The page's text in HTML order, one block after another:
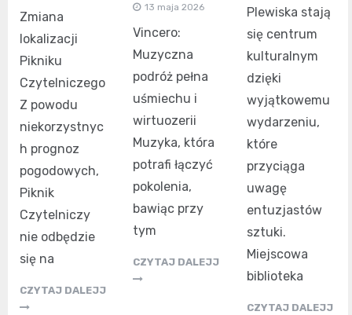
Zmiana
lokalizacji
Pikniku
Czytelniczego
Z powodu
niekorzystnyc
h prognoz
pogodowych,
Piknik
Czytelniczy
nie odbędzie
się na
CZYTAJ DALEJJ
13 maja 2026
Vincero:
Muzyczna
podróż pełna
uśmiechu i
wirtuozerii
Muzyka, która
potrafi łączyć
pokolenia,
bawiąc przy
tym
CZYTAJ DALEJJ
Plewiska stają
się centrum
kulturalnym
dzięki
wyjątkowemu
wydarzeniu,
które
przyciąga
uwagę
entuzjastów
sztuki.
Miejscowa
biblioteka
CZYTAJ DALEJJ